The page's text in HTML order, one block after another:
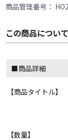
商品管理番号：
この商品について
■商品詳細
【商品タイトル】
【数量】